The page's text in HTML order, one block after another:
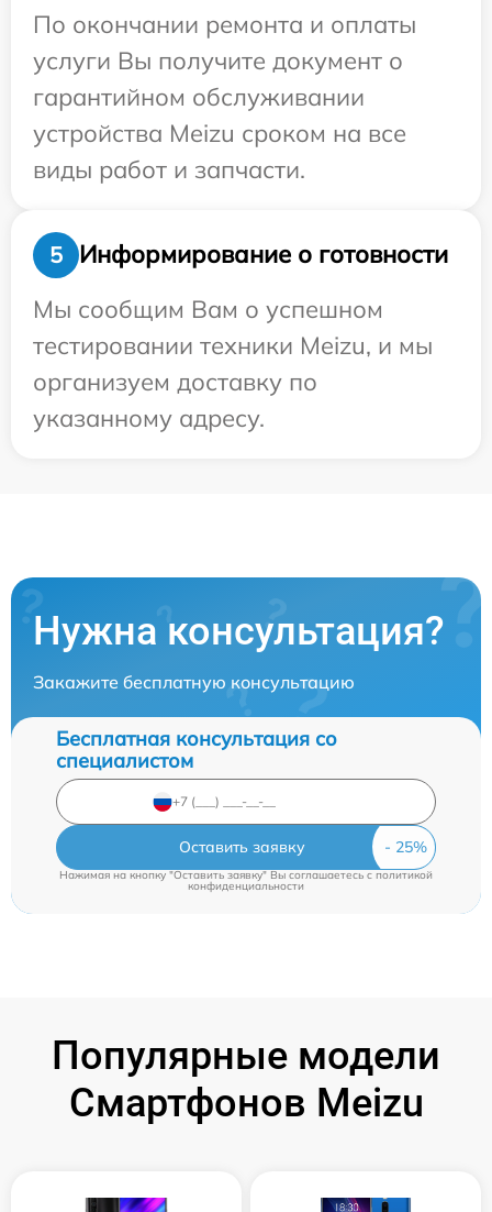
По окончании ремонта и оплаты
услуги Вы получите документ о
гарантийном обслуживании
устройства Meizu сроком на все
виды работ и запчасти.
5
Информирование о готовности
Мы сообщим Вам о успешном
тестировании техники Meizu, и мы
организуем доставку по
указанному адресу.
Нужна консультация?
Закажите бесплатную консультацию
Бесплатная консультация со
специалистом
Оставить заявку
Нажимая на кнопку "Оставить заявку" Вы соглашаетесь cполитикой
конфиденциальности
Популярные модели
Смартфонов Meizu